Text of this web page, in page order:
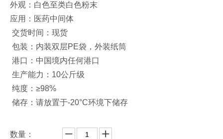
外观：白色至类白色粉末
应用：医药中间体
交货时间：现货
包装：内装双层PE袋，外装纸筒
港口：中国境内任何港口
生产能力：10公斤级
纯度：≥98%
储存：请放置于-20°C环境下储存
数量：